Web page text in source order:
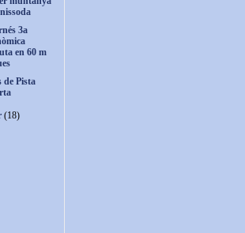
3a
en 60 m
de Pista
(18)